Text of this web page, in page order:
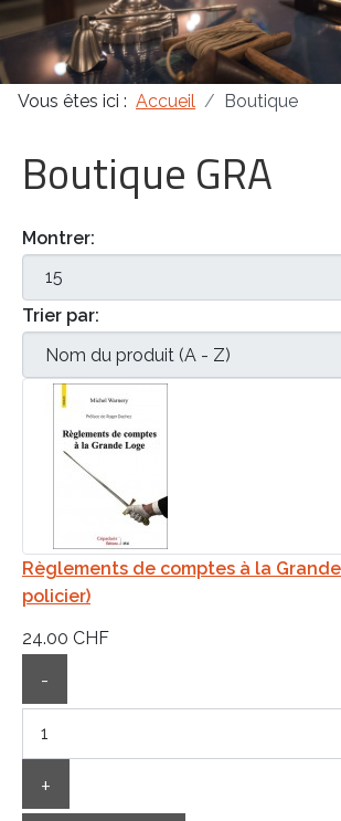
Vous êtes ici : Accueil Boutique
Boutique GRA
Montrer:
Trier par:
Règlements de comptes à la
policier)
24.00 CHF
-
+
Masonica 47
Masonica 46
Masonica 45